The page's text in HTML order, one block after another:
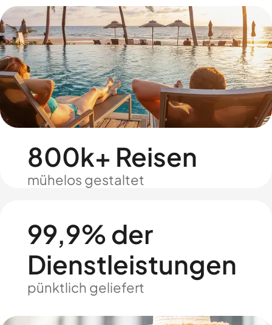
800k+ Reisen
mühelos gestaltet
99,9% der
Dienstleistungen
pünktlich geliefert